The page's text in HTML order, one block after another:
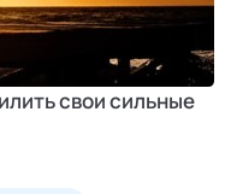
свои сильные